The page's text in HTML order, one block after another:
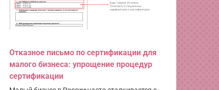
Отказное письмо по сертификации для
малого бизнеса: упрощение процедур
сертификации